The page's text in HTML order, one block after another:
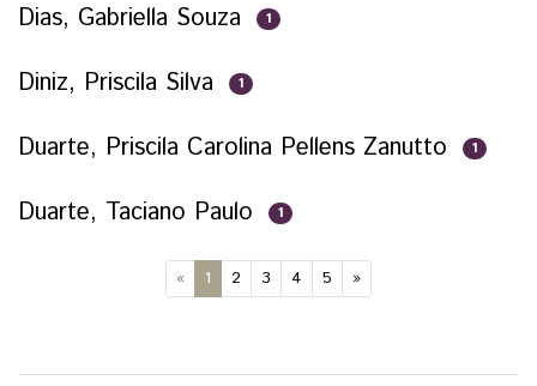
Dias, Gabriella Souza 1
Diniz, Priscila Silva 1
Duarte, Priscila Carolina Pellens Zanutto 1
Duarte, Taciano Paulo 1
« 1 (current)
2 3 4 5 »